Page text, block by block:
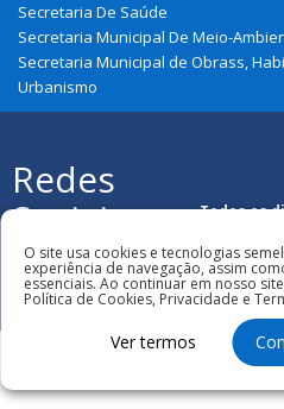
Secretaria De Saúde
Secretaria Municipal De Meio-
Secretaria Municipal de Obrass,
Urbanismo
Redes
Sociais
Todos os
O site usa cookies e tecnologias
experiência de navegação, assim
essenciais. Ao continuar em nosso
Política de Cookies, Privacidade e
Ver termos